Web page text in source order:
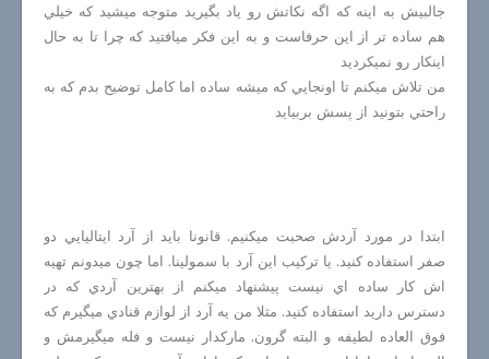
جالبيش به اينه كه اگه نكاتش رو ياد بگيريد متوجه ميشيد كه خيلي
هم ساده تر از اين حرفاست و به اين فكر ميافتيد كه چرا تا به حال
اينكار رو نميكرديد
من تلاش ميكنم تا اونجايي كه ميشه ساده اما كامل توضيح بدم كه به
راحتي بتونيد از پسش بربيايد
ابتدا در مورد آردش صحبت ميكنيم. قانونا بايد از آرد ايتاليايي دو
صفر استفاده كنيد. يا تركيب اين آرد با سمولينا. اما چون ميدونم تهيه
اش كار ساده اي نيست پيشنهاد ميكنم از بهترين آردي كه در
دسترس داريد استفاده كنيد. مثلا من يه آرد از لوازم قنادي ميگيرم كه
فوق العاده لطيفه و البته گرون. ماركدار نيست و فله ميگيرمش و